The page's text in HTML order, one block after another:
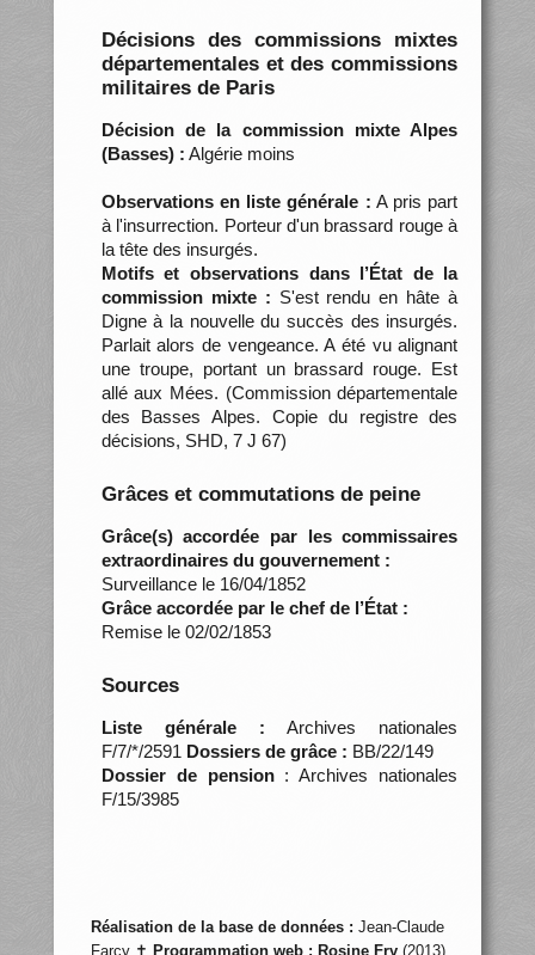
Décisions des commissions mixtes
départementales et des commissions
militaires de Paris
Décision de la commission mixte Alpes
(Basses) : Algérie moins
Observations en liste générale : A pris part
à l'insurrection. Porteur d'un brassard rouge à
la tête des insurgés.
Motifs et observations dans l’État de la
commission mixte : S'est rendu en hâte à
Digne à la nouvelle du succès des insurgés.
Parlait alors de vengeance. A été vu alignant
une troupe, portant un brassard rouge. Est
allé aux Mées. (Commission départementale
des Basses Alpes. Copie du registre des
décisions, SHD, 7 J 67)
Grâces et commutations de peine
Grâce(s) accordée par les commissaires
extraordinaires du gouvernement :
Surveillance le 16/04/1852
Grâce accordée par le chef de l’État :
Remise le 02/02/1853
Sources
Liste générale : Archives nationales
F/7/*/2591 Dossiers de grâce : BB/22/149
Dossier de pension: Archives nationales
F/15/3985
Réalisation de la base de données : Jean-Claude
Farcy ✝ Programmation web : Rosine Fry(2013)